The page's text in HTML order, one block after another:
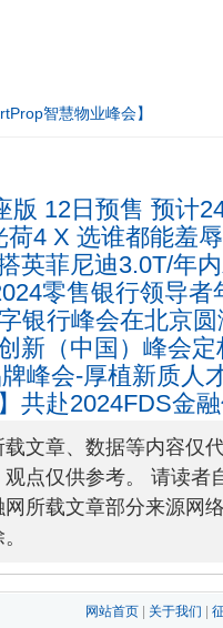
智慧物业峰会】
版 12日预售 预计
4 X 选谁都能羞
英菲尼迪3.0T/年
零售银行领导
银行峰会在北京
新（中国）峰会
峰会-厚植新质人
共赴2024FDS金
05-30
文章、数据等内容仅
点仅供参考。 请读者
所载文章部分来源网
网站首页| 关于我们